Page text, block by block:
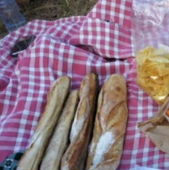
Panneau de gestion des cookies